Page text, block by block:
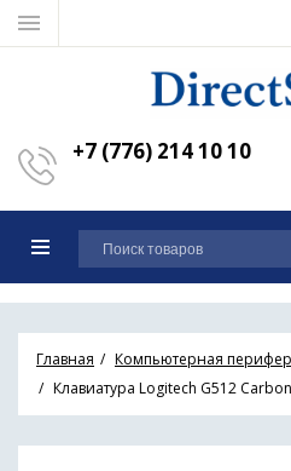
+7 (776) 214 10 10
Главная Компьютерная
Клавиатура Logitech G512